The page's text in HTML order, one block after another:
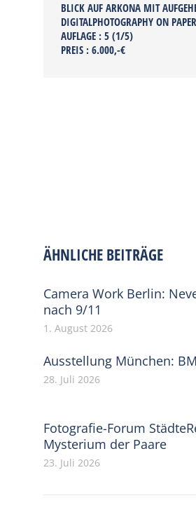
BLICK AUF ARKONA MIT
DIGITALPHOTOGRAPHY ON
AUFLAGE : 5 (1/5)
PREIS : 6.000,-€
ÄHNLICHE BEITRÄGE
Camera Work Berlin:
nach 9/11
1. August 2026
Ausstellung München:
28. Juli 2026
Fotografie-Forum
Mysterium der Paare
23. Juli 2026